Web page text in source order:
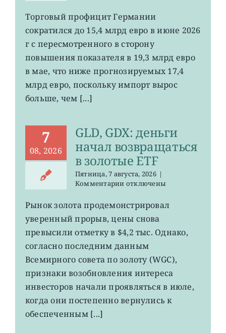
EWG:
немецкий
экспорт
вырос
4-
летнего
Торговый профицит Германии
сократился до 15,4 млрд евро в июне 2026
г с пересмотренного в сторону
повышения показателя в 19,3 млрд евро
в мае, что ниже прогнозируемых 17,4
млрд евро, поскольку импорт вырос
больше, чем [...]
7
08, 2026
GLD, GDX: деньги
начал возвращаться
в золотые ETF
Пятница, 7 августа, 2026 |
Комментариик
GLD,
GDX:
деньги
начал
в
золотые
отключены
Рынок золота продемонстрировал
уверенный прорыв, цены снова
превысили отметку в $4,2 тыс. Однако,
согласно последним данным
Всемирного совета по золоту (WGC),
признаки возобновления интереса
инвесторов начали проявляться в июле,
когда они постепенно вернулись к
обеспеченным [...]